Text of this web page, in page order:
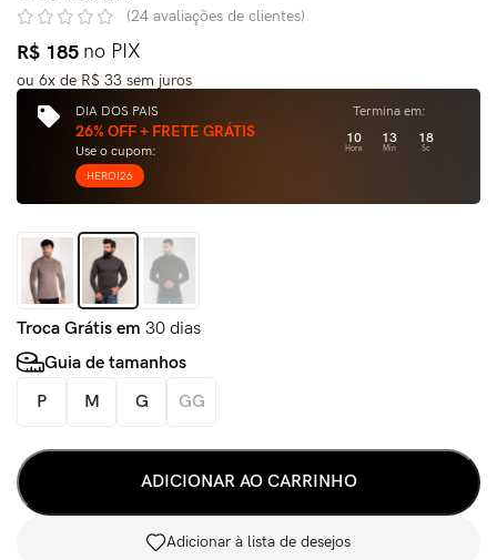
(24 avaliações de clientes)
R$ 185 no PIX
ou 6x de R$ 33 sem juros
DIA DOS PAIS
26% OFF + FRETE GRÁTIS
Use o cupom:
HEROI26
Termina em:
10
Hora
13
Min
16
Sc
Troca Grátis em 30 dias
Guia de tamanhos
P
M G GG
ADICIONAR AO CARRINHO
Adicionar à lista de desejos